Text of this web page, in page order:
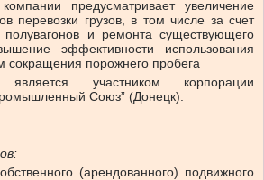
предусматривает увеличение
перевозки грузов, в том числе за счет
и ремонта существующего
эффективности использования
сокращения порожнего пробега
участником корпорации
Союз” (Донецк).
(арендованного) подвижного